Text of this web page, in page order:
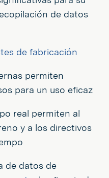
de datos
de fabricación
permiten
para un uso eficaz
real permiten al
y a los directivos
de datos de